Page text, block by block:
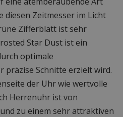
diesen Zeitmesser im Licht
Zifferblatt ist sehr
Star Dust ist ein
optimale
präzise Schnitte erzielt wird.
der Uhr wie wertvolle
Herrenuhr ist von
zu einem sehr attraktiven